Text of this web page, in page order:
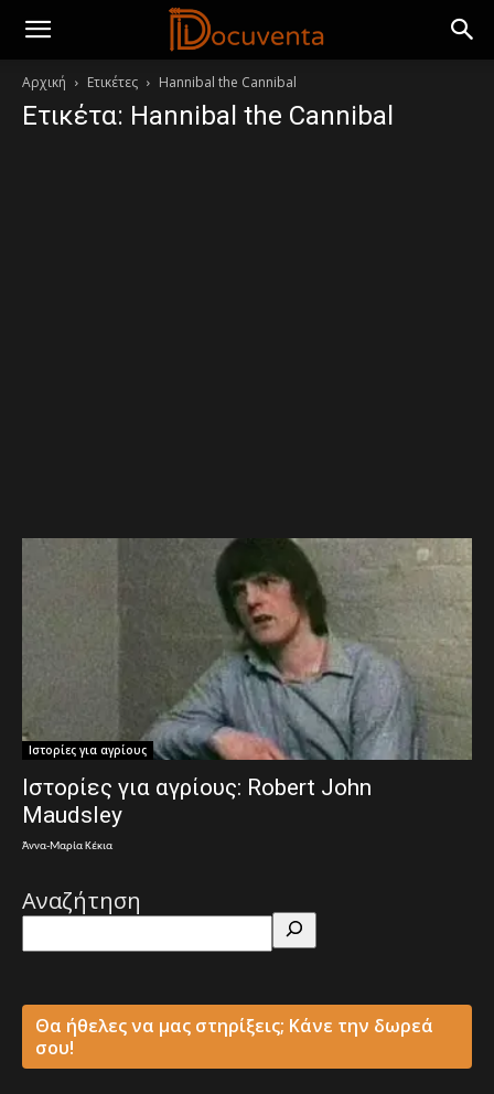
Αρχική Ετικέτες Hannibal the Cannibal
Ετικέτα: Hannibal the Cannibal
Ιστορίες για αγρίους
Ιστορίες για αγρίους: Robert John
Maudsley
Άννα-Μαρία Κέκια
Αναζήτηση
Θα ήθελες να μας στηρίξεις; Κάνε την δωρεά
σου!